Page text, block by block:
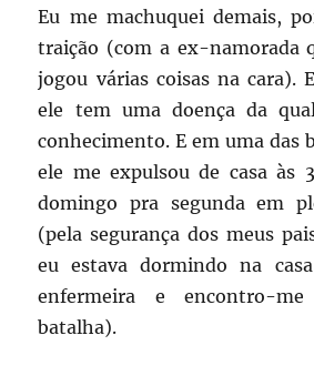
Eu me machuquei demais,
traição (com a ex-namorada
jogou várias coisas na cara).
ele tem uma doença da
conhecimento. E em uma das
ele me expulsou de casa às
domingo pra segunda em
(pela segurança dos meus
eu estava dormindo na
enfermeira e encontro-
batalha).